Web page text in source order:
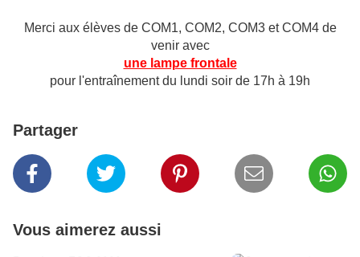
Merci aux élèves de COM1, COM2, COM3 et COM4 de
venir avec
une lampe frontale
pour l'entraînement du lundi soir de 17h à 19h
Partager
Vous aimerez aussi